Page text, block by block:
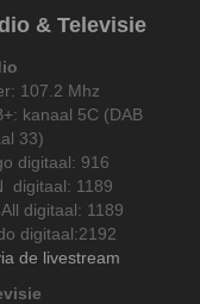
& Televisie
107.2 Mhz
kanaal 5C (DAB
33)
digitaal: 916
digitaal: 1189
digitaal: 1189
digitaal:2192
de livestream